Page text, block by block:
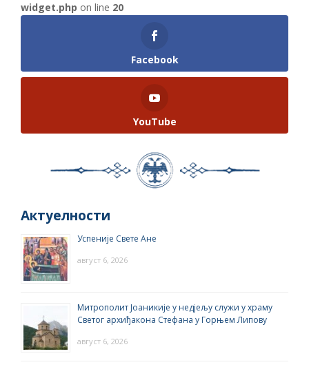
widget.php on line 20
Facebook
YouTube
Актуелности
Успеније Свете Ане
август 6, 2026
Митрополит Јоаникије у недјељу служи у храму
Светог архиђакона Стефана у Горњем Липову
август 6, 2026